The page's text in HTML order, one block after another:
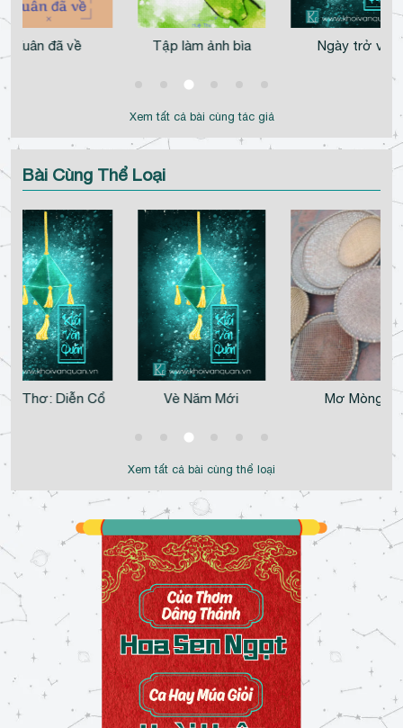
Xuân đã về Tập làm ảnh bìa Ngày trở về
Xem tất cả bài cùng tác giả
Bài Cùng Thể Loại
Thơ: Diễn Cổ Vè Năm Mới Mơ Mòng
Xem tất cả bài cùng thể loại